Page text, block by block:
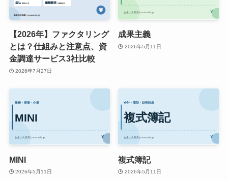
【2026年】ファクタリング
とは？仕組みと注意点、資
金調達サービス3社比較
2026年7月27日
成果主義
2026年5月11日
MINI
2026年5月11日
複式簿記
2026年5月11日